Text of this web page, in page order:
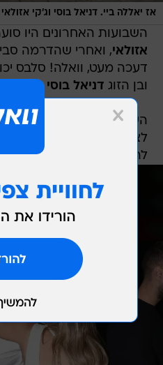
אז יאללה ביי. דניאל בוסי וג'קי אזולאי
השבועות האחרונים היו
אזולאי, ואחרי שהדרמה
דעכה מעט, וואלה! סלבס
ובן הזוג דניאל בוסי נפרדו.
השניים, שניהלו מערכת
לצאת למסיבות, השקות
להיפרד מיד אחרי ליל